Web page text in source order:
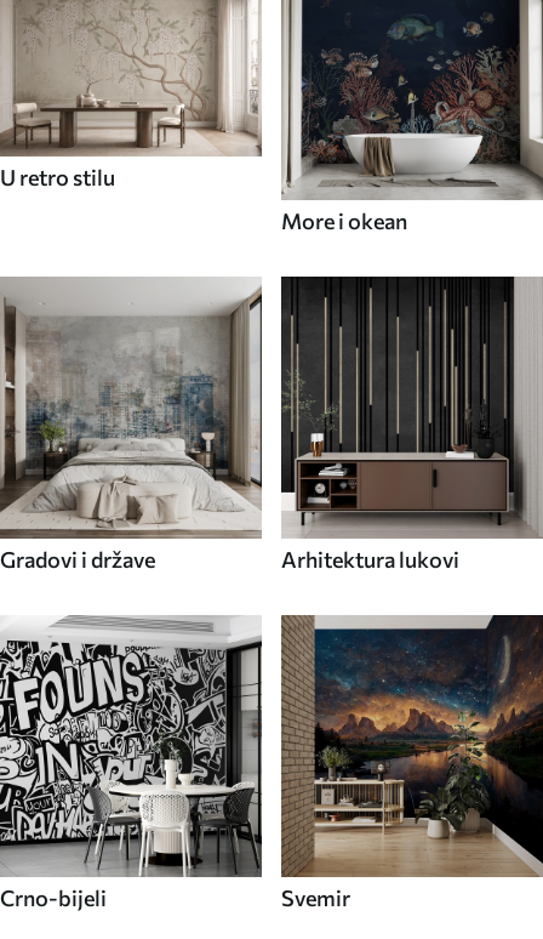
U retro stilu
More i okean
Gradovi i države Arhitektura lukovi
Crno-bijeli Svemir